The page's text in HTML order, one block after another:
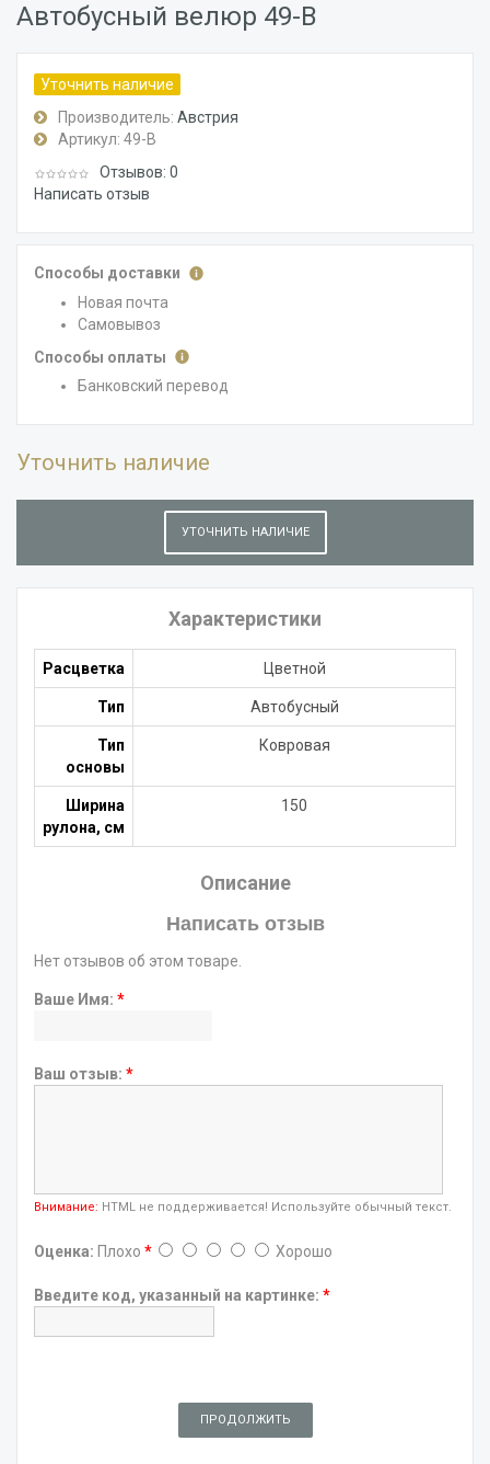
Автобусный велюр 49-B
Уточнить наличие
Производитель: Австрия
Артикул: 49-B
Отзывов: 0
Написать отзыв
Способы доставки
Новая почта
Самовывоз
Способы оплаты
Банковский перевод
Уточнить наличие
УТОЧНИТЬ НАЛИЧИЕ
Характеристики
Расцветка Цветной
Тип Автобусный
Тип
основы
Ковровая
Ширина
рулона, см
150
Описание
Написать отзыв
Нет отзывов об этом товаре.
Ваше Имя: *
Ваш отзыв: *
Внимание: HTML не поддерживается! Используйте обычный текст.
Оценка: Плохо * Хорошо
Введите код, указанный на картинке: *
ПРОДОЛЖИТЬ